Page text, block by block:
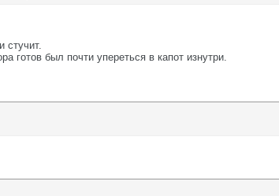
стучит.
готов был почти упереться в капот изнутри.